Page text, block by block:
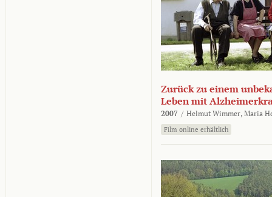
Zurück zu einem
Leben mit
2007 / Helmut Wimmer, Maria
Film online erhältlich